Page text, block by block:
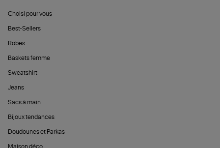
Choisi pour vous
Best-Sellers
Robes
Baskets femme
Sweatshirt
Jeans
Sacs à main
Bijoux tendances
Doudounes et Parkas
Maison déco